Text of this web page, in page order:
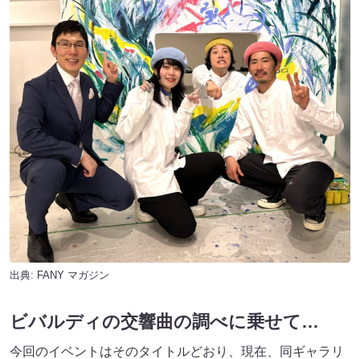
出典: FANY マガジン
ビバルディの交響曲の調べに乗せて…
今回のイベントはそのタイトルどおり、現在、同ギャラリ